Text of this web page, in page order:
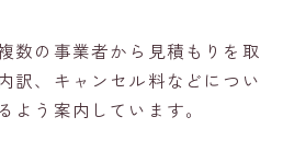
数の事業者から見積もりを取
訳、キャンセル料などについ
よう案内しています。